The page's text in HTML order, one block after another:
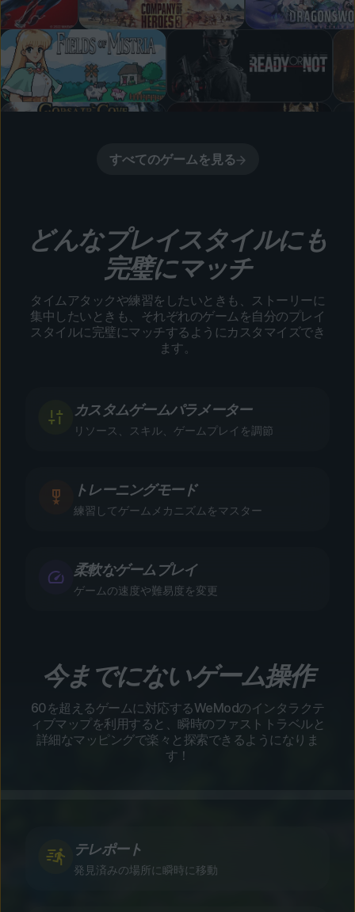
すべてのゲームを見る
どんなプレイスタイルにも
完璧にマッチ
タイムアタックや練習をしたいときも、ストーリーに
集中したいときも、それぞれのゲームを自分のプレイ
スタイルに完璧にマッチするようにカスタマイズでき
ます。
カスタムゲームパラメーター
リソース、スキル、ゲームプレイを調節
トレーニングモード
練習してゲームメカニズムをマスター
柔軟なゲームプレイ
ゲームの速度や難易度を変更
今までにないゲーム操作
60を超えるゲームに対応するWeModのインタラクテ
ィブマップを利用すると、瞬時のファストトラベルと
詳細なマッピングで楽々と探索できるようになりま
す！
テレポート
発見済みの場所に瞬時に移動